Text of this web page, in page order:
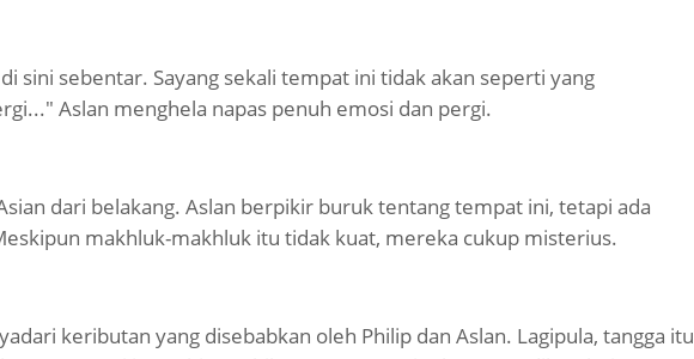
sini sebentar. Sayang sekali tempat ini tidak akan seperti yang
Aslan menghela napas penuh emosi dan pergi.
dari belakang. Aslan berpikir buruk tentang tempat ini, tetapi ada
makhluk-makhluk itu tidak kuat, mereka cukup misterius.
keributan yang disebabkan oleh Philip dan Aslan. Lagipula, tangga itu